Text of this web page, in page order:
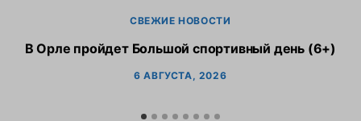
СВЕЖИЕ НОВОСТИ
В Орле пройдет Большой спортивный день (6+)
6 АВГУСТА, 2026